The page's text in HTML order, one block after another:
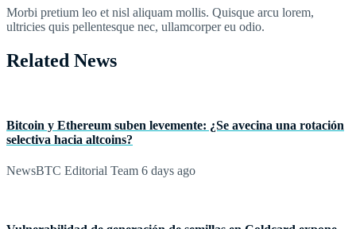
Morbi pretium leo et nisl aliquam mollis. Quisque arcu lorem,
ultricies quis pellentesque nec, ullamcorper eu odio.
Related News
Bitcoin y Ethereum suben levemente: ¿Se avecina una rotación
selectiva hacia altcoins?
NewsBTC Editorial Team 6 days ago